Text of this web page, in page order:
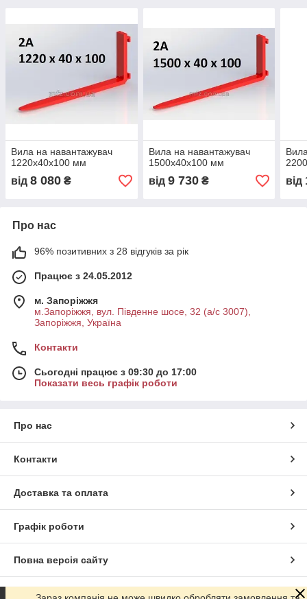
Вила на навантажувач
1220x40x100 мм
від 8 080 ₴
Вила на навантажувач
1500х40х100 мм
від 9 730₴ від
Про нас
96% позитивних з 28 відгуків за рік
Працює з 24.05.2012
м. Запоріжжя
м.Запоріжжя, вул. Південне шосе, 32 (а/с 3007),
Запоріжжя, Україна
Контакти
Сьогодні працює з 09:30 до 17:00
Показати весь графік роботи
Про нас
Контакти
Доставка та оплата
Графік роботи
Повна версія сайту
Сайт створено на маркетплейсіProm.ua